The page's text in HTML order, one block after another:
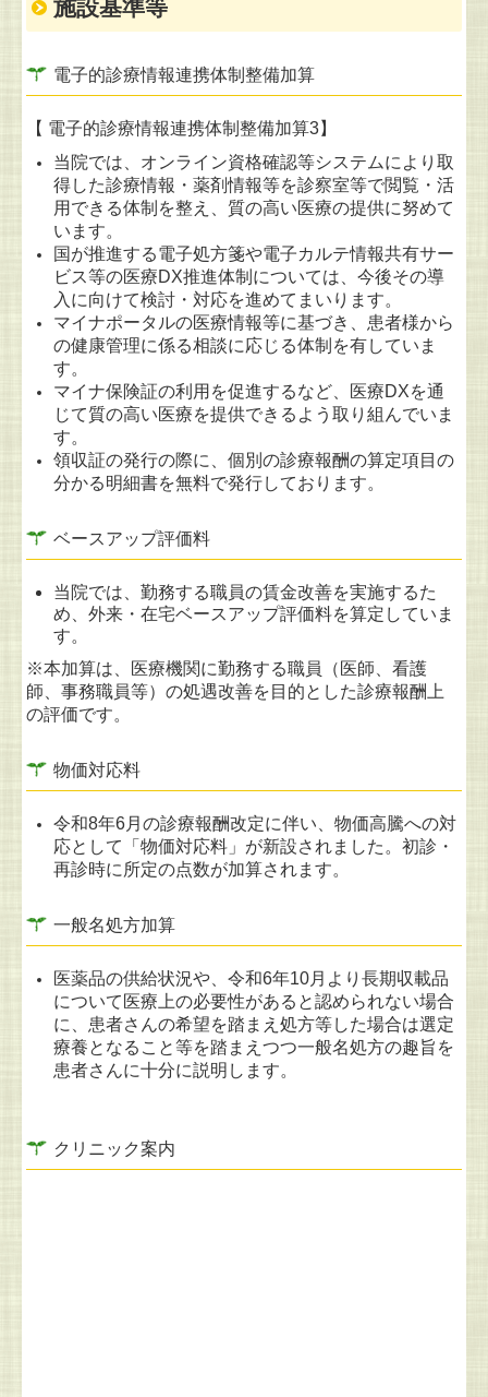
クリニック案内
施設基準等
電子的診療情報連携体制整備加算
【 電子的診療情報連携体制整備加算3】
当院では、オンライン資格確認等システムにより取
得した診療情報・薬剤情報等を診察室等で閲覧・活
用できる体制を整え、質の高い医療の提供に努めて
います。
国が推進する電子処方箋や電子カルテ情報共有サー
ビス等の医療DX推進体制については、今後その導
入に向けて検討・対応を進めてまいります。
マイナポータルの医療情報等に基づき、患者様から
の健康管理に係る相談に応じる体制を有していま
す。
マイナ保険証の利用を促進するなど、医療DXを通
じて質の高い医療を提供できるよう取り組んでいま
す。
領収証の発行の際に、個別の診療報酬の算定項目の
分かる明細書を無料で発行しております。
ベースアップ評価料
当院では、勤務する職員の賃金改善を実施するた
め、外来・在宅ベースアップ評価料を算定していま
す。
※本加算は、医療機関に勤務する職員（医師、看護
師、事務職員等）の処遇改善を目的とした診療報酬上
の評価です。
物価対応料
令和8年6月の診療報酬改定に伴い、物価高騰への対
応として「物価対応料」が新設されました。初診・
再診時に所定の点数が加算されます。
一般名処方加算
医薬品の供給状況や、令和6年10月より長期収載品
について医療上の必要性があると認められない場合
に、 患者さんの希望を踏まえ処方等した場合は選定
療養となること等を踏まえつつ一般名処方の趣旨を
患者さんに十分に説明します。